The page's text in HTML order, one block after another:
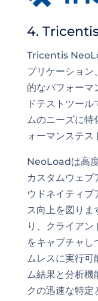
4.
Tricentis
プリケーショ
的なパフォーマ
ドテストツー
ムのニーズに特
ォーマンステス
NeoLoadは高
カスタムウェブ
ウドネイティブ
ス向上を図りま
り、クライアン
をキャプチャし
ムレスに実行
ム結果と分析機
クの迅速な特定